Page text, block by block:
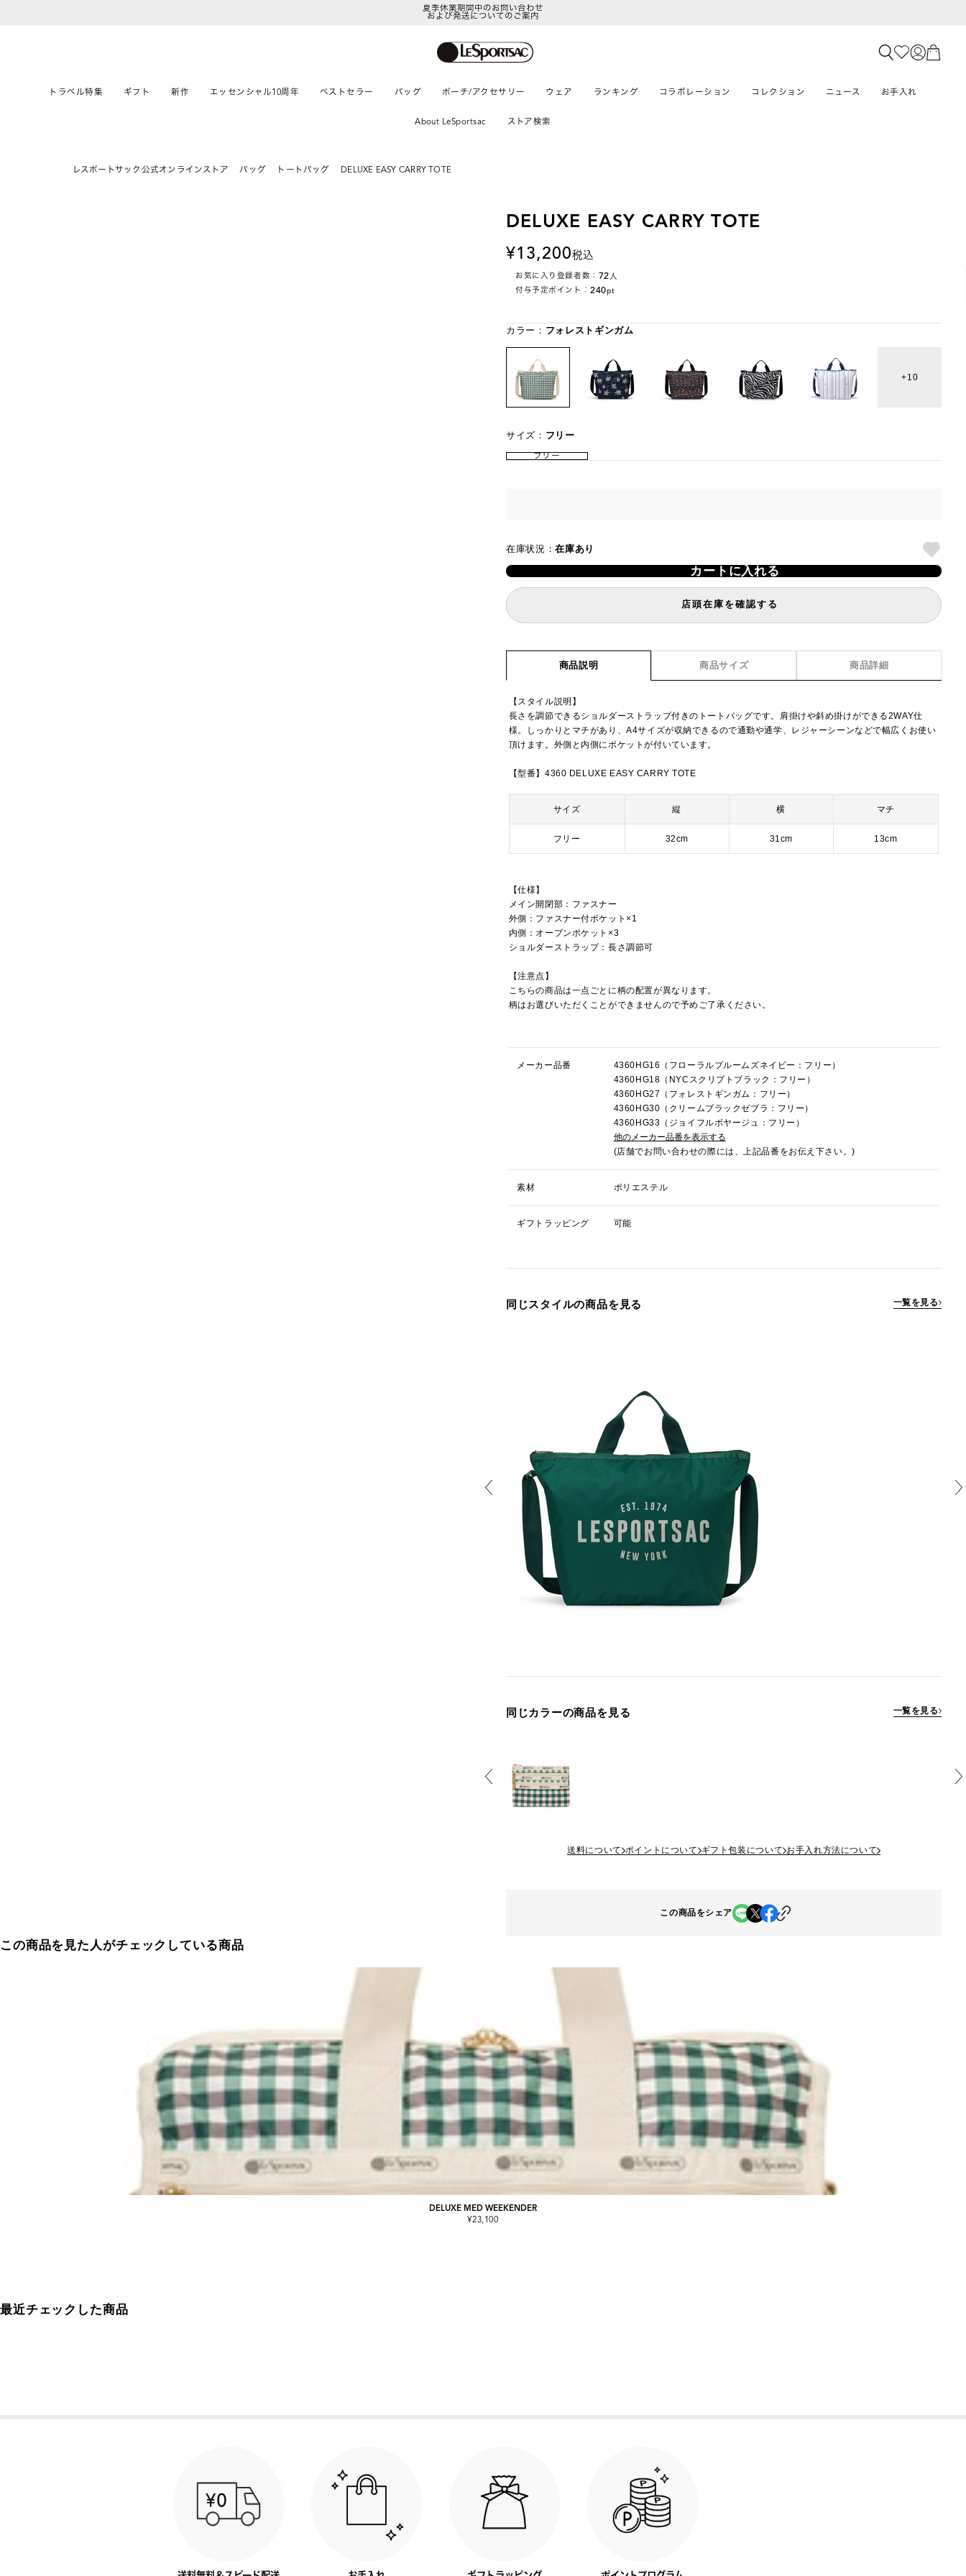
LeSportsac Member's Club
および発送についてのご案内
トラベル特集 ギフト 新作 エッセンシャル10周年 ベストセラー バッグ ポーチ/アクセサリー ウェア ランキング コラボレーション コレクション ニュース お手入れ
About LeSportsac ストア検索
レスポートサック公式オンラインストア バッグ トートバッグ DELUXE EASY CARRY TOTE
DELUXE EASY CARRY TOTE
13,200税込
お気に入り登録者数： 72人
付与予定ポイント：240pt
カラー： フォレストギンガム
10
サイズ： フリー
フリー
在庫状況：在庫あり
カートに入れる
店頭在庫を確認する
商品説明 商品サイズ 商品詳細
【スタイル説明】
長さを調節できるショルダーストラップ付きのトートバッグです。肩掛けや斜め掛けができる2WAY仕
様。しっかりとマチがあり、A4サイズが収納できるので通勤や通学、レジャーシーンなどで幅広くお使い
頂けます。外側と内側にポケットが付いています。
【型番】4360 DELUXE EASY CARRY TOTE
サイズ 縦 横 マチ
フリー 32cm 31cm 13cm
【仕様】
メイン開閉部：ファスナー
外側：ファスナー付ポケット×1
内側：オープンポケット×3
ショルダーストラップ：長さ調節可
【注意点】
こちらの商品は一点ごとに柄の配置が異なります。
柄はお選びいただくことができませんので予めご了承ください。
メーカー品番
4360HG16（フローラルブルームズネイビー：フリー）
4360HG18（NYCスクリプトブラック：フリー）
4360HG27（フォレストギンガム：フリー）
4360HG30（クリームブラックゼブラ：フリー）
4360HG33（ジョイフルボヤージュ：フリー）
他のメーカー品番を表示する
(店舗でお問い合わせの際には、上記品番をお伝え下さい。)
素材 ポリエステル
ギフトラッピング 可能
同じスタイルの商品を見る 一覧を見る
同じカラーの商品を見る 一覧を見る
送料について ポイントについて ギフト包装について お手入れ方法について
この商品をシェア
この商品を見た人がチェックしている商品
DELUXE MED WEEKENDER
¥23,100
最近チェックした商品